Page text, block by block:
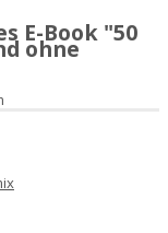
E-Book "50
ohne